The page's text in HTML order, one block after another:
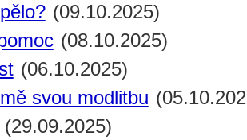
(09.10.2025)
(08.10.2025)
(06.10.2025)
svou modlitbu
(29.09.2025)